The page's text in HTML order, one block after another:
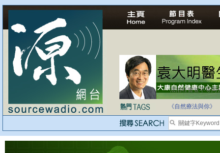
法治社會並不等同
自家教育合法化-
《自然療法與你》